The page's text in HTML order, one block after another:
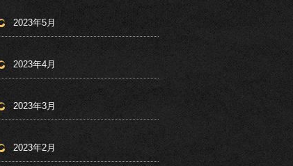
2023年5月
2023年4月
2023年3月
2023年2月